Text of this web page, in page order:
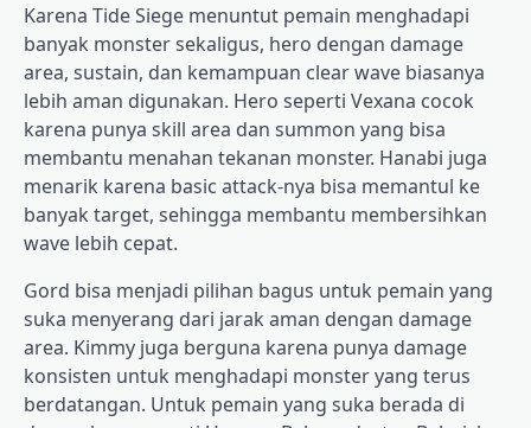
Karena Tide Siege menuntut pemain menghadapi
banyak monster sekaligus, hero dengan damage
area, sustain, dan kemampuan clear wave biasanya
lebih aman digunakan. Hero seperti Vexana cocok
karena punya skill area dan summon yang bisa
membantu menahan tekanan monster. Hanabi juga
menarik karena basic attack-nya bisa memantul ke
banyak target, sehingga membantu membersihkan
wave lebih cepat.
Gord bisa menjadi pilihan bagus untuk pemain yang
suka menyerang dari jarak aman dengan damage
area. Kimmy juga berguna karena punya damage
konsisten untuk menghadapi monster yang terus
berdatangan. Untuk pemain yang suka berada di